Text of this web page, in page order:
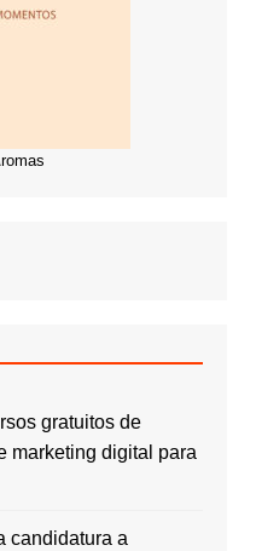
gratuitos de
marketing digital para
candidatura a